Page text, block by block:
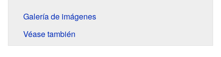
Galería de imágenes
Véase también